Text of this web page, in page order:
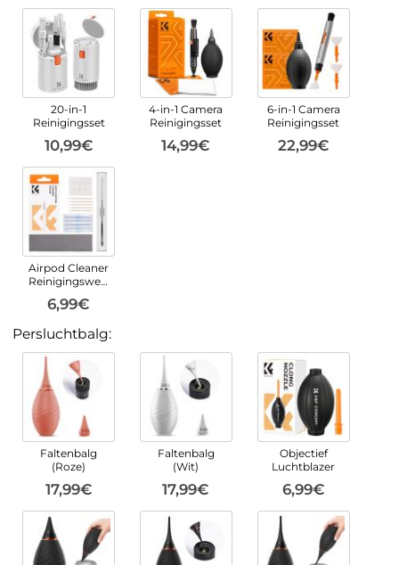
20-in-1
Reinigingsset
10,99€
4-in-1 Camera
Reinigingsset
14,99€
6-in-1 Camera
Reinigingsset
22,99€
Airpod Cleaner
Reinigingswerkzeugsatz
6,99€
Persluchtbalg:
Faltenbalg
(Roze)
17,99€
Faltenbalg
(Wit)
17,99€
Objectief
Luchtblazer
6,99€